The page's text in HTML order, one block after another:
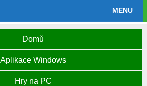
MENU
Domů
Aplikace Windows
Hry na PC